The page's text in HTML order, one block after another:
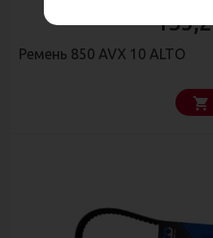
Ремень 850 AVX 10 ALTO